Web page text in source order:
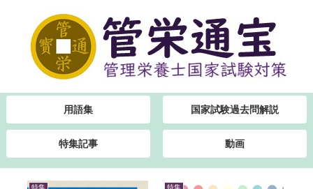
用語集 国家試験過去問解説
特集記事 動画
特集 特集